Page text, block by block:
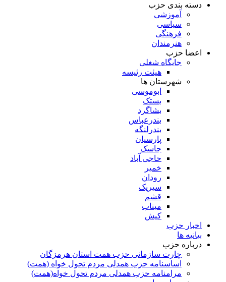
دسته بندی حزب
آموزشی
سیاسی
فرهنگی
هنرمندان
اعضا حزب
جایگاه شغلی
هیئت رئیسه
شهرستان ها
ابوموسی
بستک
بشاگرد
بندرعباس
بندرلنگه
پارسیان
جاسک
حاجی آباد
خمیر
رودان
سیریک
قشم
میناب
کیش
اخبار حزب
بیانیه ها
درباره حزب
چارت سازمانی حزب همت استان هرمزگان
اساسنامه حزب همدلی مردم تحول خواه (همت)
مرامنامه حزب همدلی مردم تحول خواه(همت)